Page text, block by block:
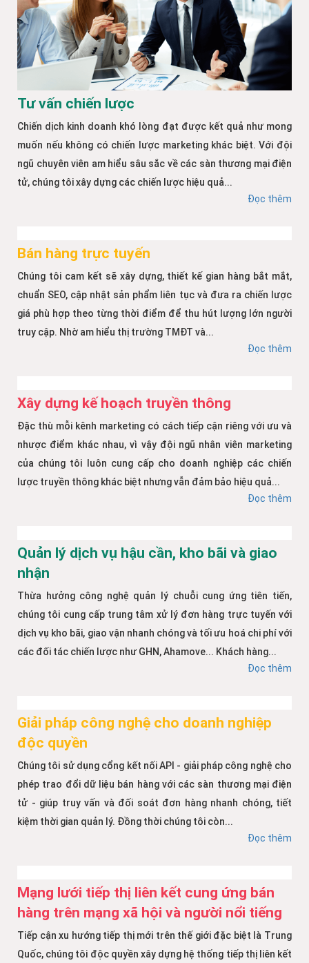
Tư vấn chiến lược
Chiến dịch kinh doanh khó lòng đạt được kết quả như mong
muốn nếu không có chiến lược marketing khác biệt. Với đội
ngũ chuyên viên am hiểu sâu sắc về các sàn thương mại điện
tử, chúng tôi xây dựng các chiến lược hiệu quả...
Đọc thêm
Bán hàng trực tuyến
Chúng tôi cam kết sẽ xây dựng, thiết kế gian hàng bắt mắt,
chuẩn SEO, cập nhật sản phẩm liên tục và đưa ra chiến lược
giá phù hợp theo từng thời điểm để thu hút lượng lớn người
truy cập. Nhờ am hiểu thị trường TMĐT và...
Đọc thêm
Xây dựng kế hoạch truyền thông
Đặc thù mỗi kênh marketing có cách tiếp cận riêng với ưu và
nhược điểm khác nhau, vì vậy đội ngũ nhân viên marketing
của chúng tôi luôn cung cấp cho doanh nghiệp các chiến
lược truyền thông khác biệt nhưng vẫn đảm bảo hiệu quả...
Đọc thêm
Quản lý dịch vụ hậu cần, kho bãi và giao
nhận
Thừa hưởng công nghệ quản lý chuỗi cung ứng tiên tiến,
chúng tôi cung cấp trung tâm xử lý đơn hàng trực tuyến với
dịch vụ kho bãi, giao vận nhanh chóng và tối ưu hoá chi phí với
các đối tác chiến lược như GHN, Ahamove... Khách hàng...
Đọc thêm
Giải pháp công nghệ cho doanh nghiệp
độc quyền
Chúng tôi sử dụng cổng kết nối API - giải pháp công nghệ cho
phép trao đổi dữ liệu bán hàng với các sàn thương mại điện
tử - giúp truy vấn và đối soát đơn hàng nhanh chóng, tiết
kiệm thời gian quản lý. Đồng thời chúng tôi còn...
Đọc thêm
Mạng lưới tiếp thị liên kết cung ứng bán
hàng trên mạng xã hội và người nổi tiếng
Tiếp cận xu hướng tiếp thị mới trên thế giới đặc biệt là Trung
Quốc, chúng tôi độc quyền xây dựng hệ thống tiếp thị liên kết